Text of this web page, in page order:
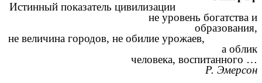
Истинный показатель цивилизации
не уровень богатства и
образования,
не величина городов, не обилие урожаев,
а облик
человека, воспитанного …
Р. Эмерсон